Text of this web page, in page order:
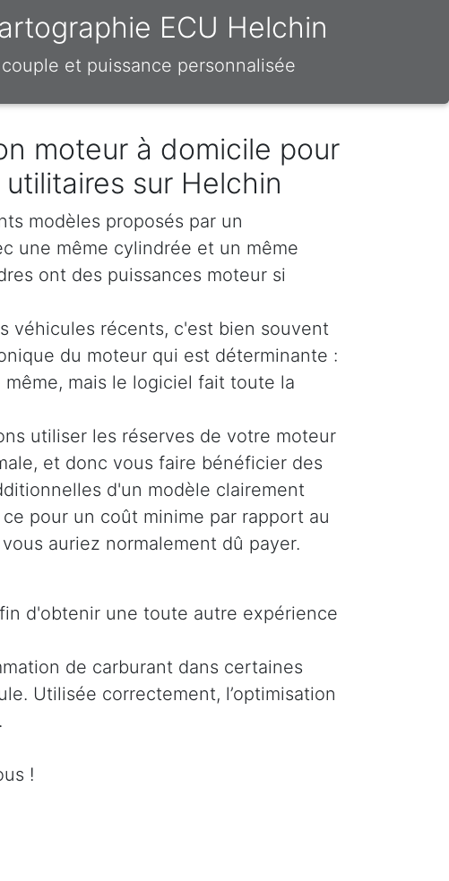
ECU Helchin
et puissance personnalisée
moteur à domicile pour
sur Helchin
modèles proposés par un
une même cylindrée et un même
ont des puissances moteur si
véhicules récents, c'est bien souvent
du moteur qui est déterminante :
mais le logiciel fait toute la
utiliser les réserves de votre moteur
et donc vous faire bénéficier des
d'un modèle clairement
pour un coût minime par rapport au
auriez normalement dû payer.
d'obtenir une toute autre expérience
de carburant dans certaines
Utilisée correctement, l’optimisation
!